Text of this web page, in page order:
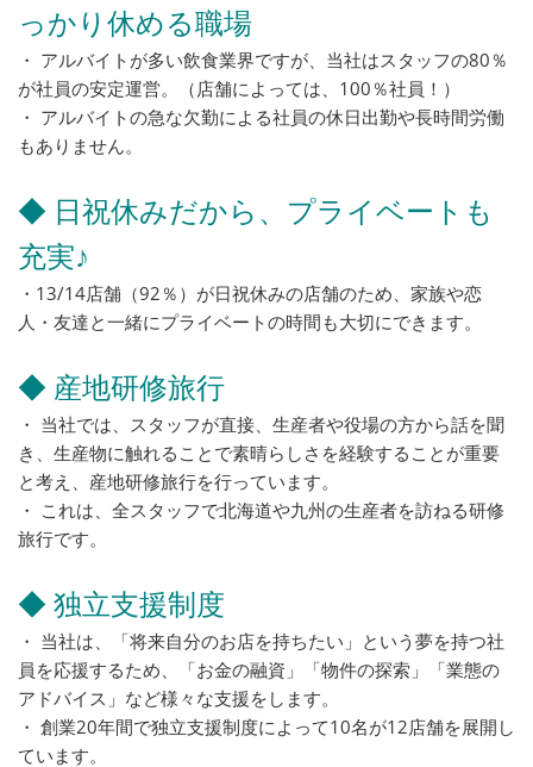
っかり休める職場
・ アルバイトが多い飲食業界ですが、当社はスタッフの80％
が社員の安定運営。（店舗によっては、100％社員！）
・ アルバイトの急な欠勤による社員の休日出勤や長時間労働
もありません。
◆ 日祝休みだから、プライベートも
充実♪
・13/14店舗（92％）が日祝休みの店舗のため、家族や恋
人・友達と一緒にプライベートの時間も大切にできます。
◆ 産地研修旅行
・ 当社では、スタッフが直接、生産者や役場の方から話を聞
き、生産物に触れることで素晴らしさを経験することが重要
と考え、産地研修旅行を行っています。
・ これは、全スタッフで北海道や九州の生産者を訪ねる研修
旅行です。
◆ 独立支援制度
・ 当社は、「将来自分のお店を持ちたい」という夢を持つ社
員を応援するため、「お金の融資」「物件の探索」「業態の
アドバイス」など様々な支援をします。
・ 創業20年間で独立支援制度によって10名が12店舗を展開し
ています。